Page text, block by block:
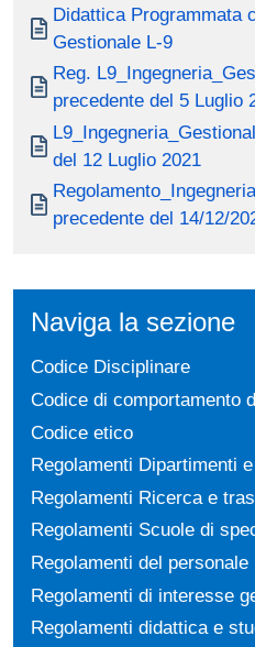
Document
Didattica Programmata
Gestionale L-9
Document
Reg.
precedente del 5 Luglio
Document
del 12 Luglio 2021
Document
precedente del 14/12/
Naviga la sezione
Codice Disciplinare
Codice di comportamento
Codice etico
Regolamenti Dipartimenti
Regolamenti Ricerca e
Regolamenti Scuole di
Regolamenti del personale
Regolamenti di interesse
Regolamenti didattica e